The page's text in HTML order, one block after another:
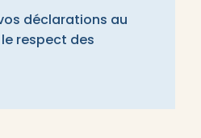
déclarations au
respect des